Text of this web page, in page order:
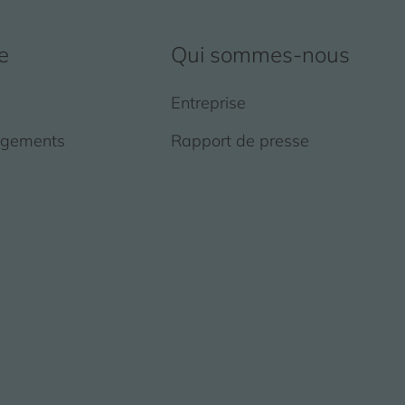
Qui sommes-nous
Entreprise
Rapport de presse